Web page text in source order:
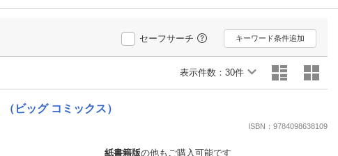
動画配信
楽天TV
動画配信ガイド
楽天チケット
セーフサーチ キーワード条件追加
表示件数： 30件
ビッグ コミックス）
ISBN：9784098638109
紙書籍版の他もご購入可能です